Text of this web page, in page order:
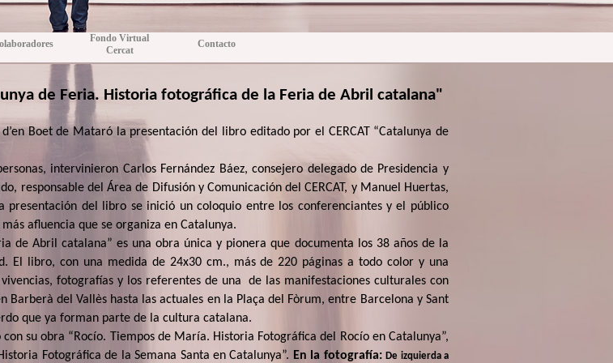
Fondo Virtual
Cercat
Contacto
de Feria. Historia fotográfica de la Feria de Abril catalana"
Boet de Mataró la presentación del libro editado por el CERCAT “Catalunya de
intervinieron Carlos Fernández Báez, consejero delegado de Presidencia y
responsable del Área de Difusión y Comunicación del CERCAT, y Manuel Huertas,
presentación del libro se inició un coloquio entre los conferenciantes y el público
afluencia que se organiza en Catalunya.
de Abril catalana” es una obra única y pionera que documenta los 38 años de la
El libro, con una medida de 24x30 cm., más de 220 páginas a todo color y una
fotografías y los referentes de una de las manifestaciones culturales con
Barberà del Vallès hasta las actuales en la Plaça del Fòrum, entre Barcelona y Sant
que ya forman parte de la cultura catalana.
su obra “Rocío. Tiempos de María. Historia Fotográfica del Rocío en Catalunya”,
Fotográfica de la Semana Santa en Catalunya”. En la fotografía:De izquierda a